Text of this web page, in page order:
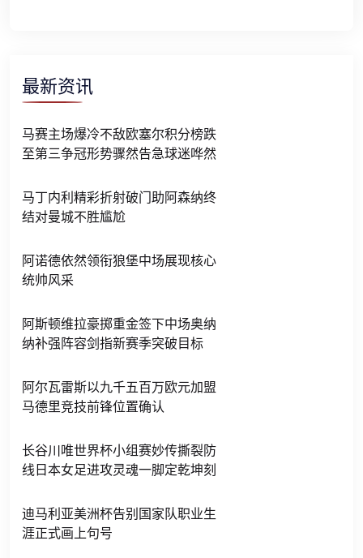
最新资讯
马赛主场爆冷不敌欧塞尔积分榜跌
至第三争冠形势骤然告急球迷哗然
马丁内利精彩折射破门助阿森纳终
结对曼城不胜尴尬
阿诺德依然领衔狼堡中场展现核心
统帅风采
阿斯顿维拉豪掷重金签下中场奥纳
纳补强阵容剑指新赛季突破目标
阿尔瓦雷斯以九千五百万欧元加盟
马德里竞技前锋位置确认
长谷川唯世界杯小组赛妙传撕裂防
线日本女足进攻灵魂一脚定乾坤刻
迪马利亚美洲杯告别国家队职业生
涯正式画上句号